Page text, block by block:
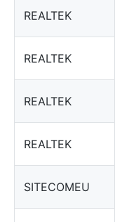
REALTEK
REALTEK
REALTEK
REALTEK
SITECOMEU